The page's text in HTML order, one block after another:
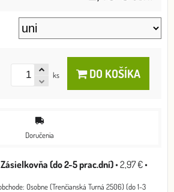
ks DO KOŠÍKA
Doručenia
Zásielkovňa (do 2-5 prac.dní)•2,97 €•
Osobne (Trenčianská Turná 2506) (do 1-3